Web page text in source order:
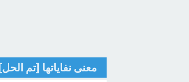
معنى نفاياتها [تم الحل]